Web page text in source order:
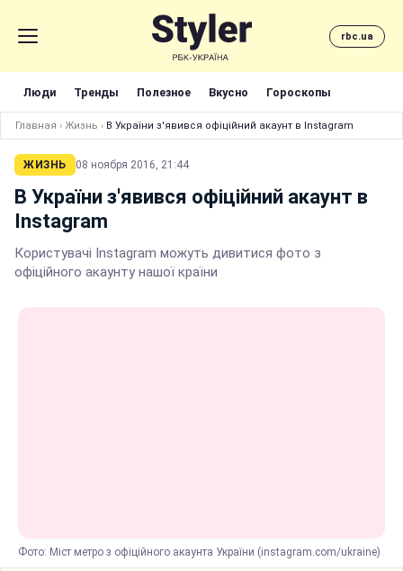
rbc.ua
Люди Тренды Полезное Вкусно Гороскопы
Главная › Жизнь › В України з'явився офіційний акаунт в Іnstagram
ЖИЗНЬ 08 ноября 2016, 21:44
В України з'явився офіційний акаунт в
Іnstagram
Користувачі Іnstagram можуть дивитися фото з
офіційного акаунту нашої країни
Фото: Міст метро з офіційного акаунта України (instagram.com/ukraine)